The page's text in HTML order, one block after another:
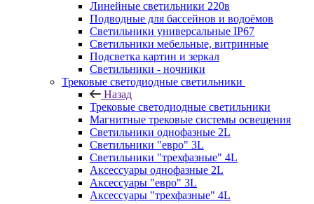
Линейные светильники 220в
Подводные для бассейнов и водоёмов
Светильники универсальные IP67
Светильники мебельные, витринные
Подсветка картин и зеркал
Светильники - ночники
Трековые светодиодные светильники
Назад
Трековые светодиодные светильники
Магнитные трековые системы освещения
Светильники однофазные 2L
Светильники "евро" 3L
Светильники "трехфазные" 4L
Аксессуары однофазные 2L
Аксессуары "евро" 3L
Аксессуары "трехфазные" 4L